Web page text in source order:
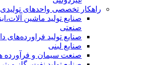
راهکار تخصصی واحدهای
صنایع توليد ماشين
صنعتی
صنایع تولید فراورده‌های
صنایع لبنی
صنعت سیمان و فرآورده